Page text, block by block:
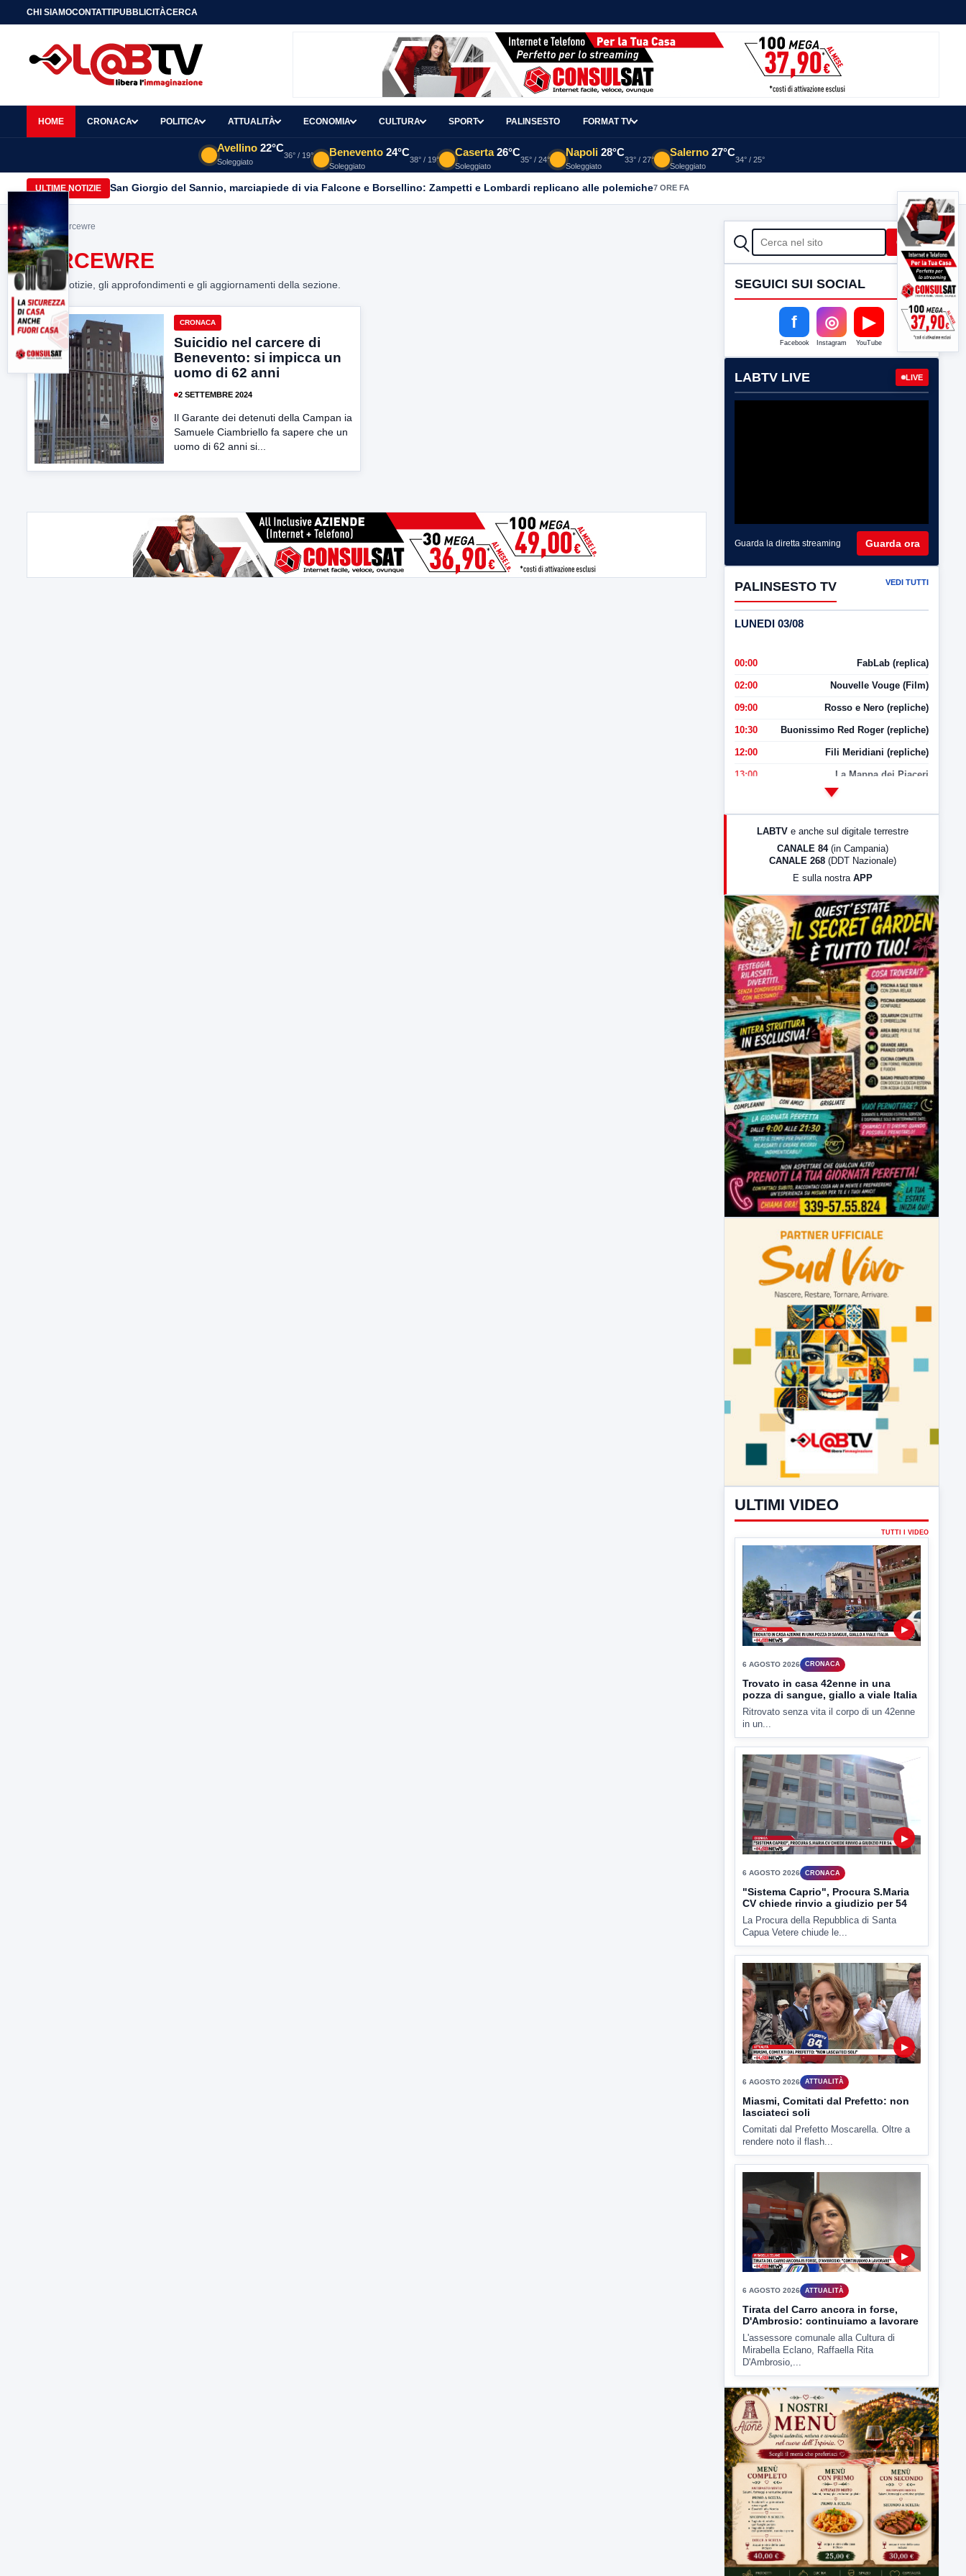
CHI SIAMOCONTATTIPUBBLICITÀCERCA
HOME CRONACA POLITICA ATTUALITÀ ECONOMIA CULTURA SPORT PALINSESTO FORMAT TV
Avellino 22°C
Soleggiato
36° / 19° Benevento 24°C
Soleggiato
38° / 19°
Caserta 26°C
Soleggiato
35° / 24°
Napoli 28°C
Soleggiato
33° / 27°
Salerno 27°C
Soleggiato
34° / 25°
ULTIME NOTIZIE San Giorgio del Sannio, marciapiede di via Falcone e Borsellino: Zampetti e Lombardi replicano alle polemiche7 ORE FA
Home> carcewre
CARCEWRE
Tutte le notizie, gli approfondimenti e gli aggiornamenti della sezione.
CRONACA
Suicidio nel carcere di
Benevento: si impicca un
uomo di 62 anni
2 SETTEMBRE 2024
Il Garante dei detenuti della Campan ia
Samuele Ciambriello fa sapere che un
uomo di 62 anni si...
CERCA Cerca
SEGUICI SUI SOCIAL
f
Facebook
◎
Instagram
▶
YouTube
LABTV LIVE LIVE
Guarda la diretta streaming Guarda ora
PALINSESTO TV VEDI TUTTI
LUNEDI 03/08
00:00 FabLab (replica)
02:00 Nouvelle Vouge (Film)
09:00 Rosso e Nero (repliche)
10:30 Buonissimo Red Roger (repliche)
12:00 Fili Meridiani (repliche)
13:00 La Mappa dei Piaceri
LabNews (Diretta)
23:00 LabNews (replica)
LABTV e anche sul digitale terrestre
CANALE 84 (in Campania)
CANALE 268 (DDT Nazionale)
E sulla nostra APP
ULTIMI VIDEO
▶
Trovato in casa 42enne in una
pozza di sangue, giallo a viale Italia
Ritrovato senza vita il corpo di un 42enne
in un...
6 AGOSTO 2026
"Sistema Caprio", Procura S.Maria
CV chiede rinvio a giudizio per 54
La Procura della Repubblica di Santa
Capua Vetere chiude le...
6 AGOSTO 2026 ATTUALITÀ
Miasmi, Comitati dal Prefetto: non
lasciateci soli
Comitati dal Prefetto Moscarella. Oltre a
rendere noto il flash...
Tirata del Carro ancora in forse,
D'Ambrosio: continuiamo a lavorare
L'assessore comunale alla Cultura di
Mirabella Eclano, Raffaella Rita
D'Ambrosio,...